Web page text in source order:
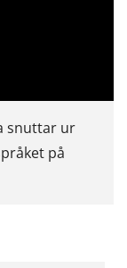
snuttar ur
på